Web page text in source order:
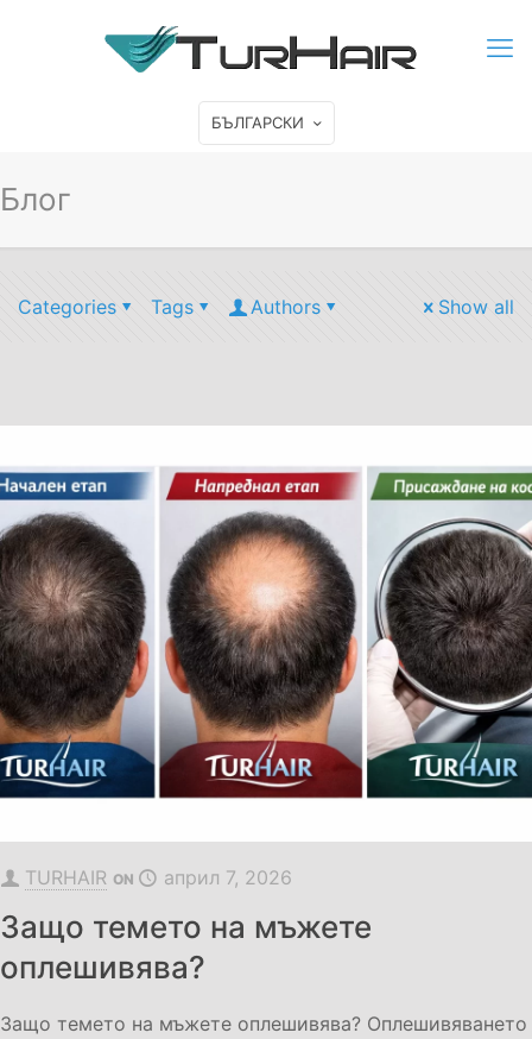
БЪЛГАРСКИ
Блог
Categories Tags Authors Show all
TURHAIR ON април 7, 2026
Защо темето на мъжете
оплешивява?
Защо темето на мъжете оплешивява? Оплешивяването